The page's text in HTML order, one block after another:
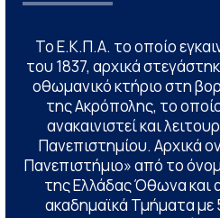
Το Ε.Κ.Π.Α. το οποίο
του 1837, αρχικά
οθωμανικό κτήριο στη
της Ακρόπολης, το
ανακαινιστεί και
Πανεπιστημίου. Αρχικά
Πανεπιστήμιο» από το
της Ελλάδας Όθωνα και
ακαδημαϊκά Τμήματα